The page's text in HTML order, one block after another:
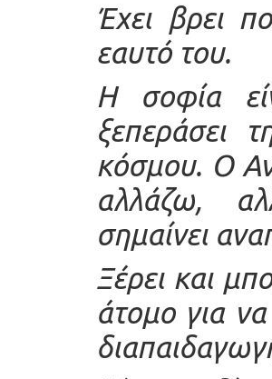
Έχει βρει
εαυτό του.
Η σοφία
ξεπεράσει
κόσμου. Ο
αλλάζω,
σημαίνει
Ξέρει και
άτομο για